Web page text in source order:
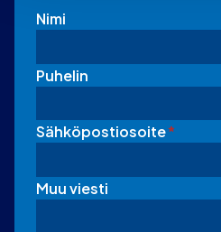
Nimi
Puhelin
Sähköpostiosoite*
Muu viesti